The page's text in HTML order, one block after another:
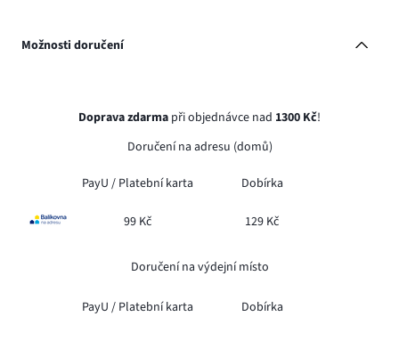
Možnosti doručení
Doprava zdarma při objednávce nad 1300 Kč!
Doručení na adresu (domů)
PayU / Platební karta Dobírka
99 Kč 129 Kč
Doručení na výdejní místo
PayU / Platební karta Dobírka